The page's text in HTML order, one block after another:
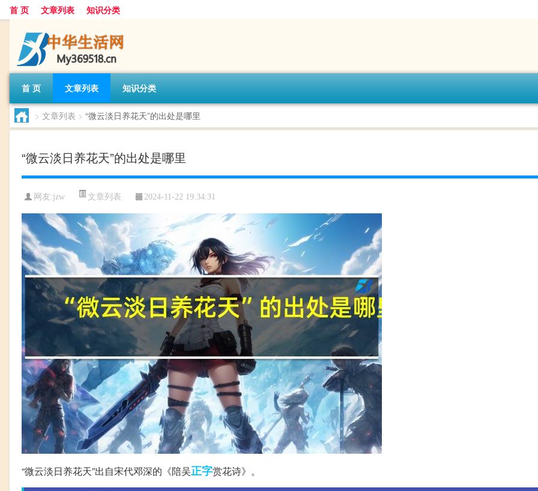
首 页 文章列表 知识分类
首 页 文章列表 知识分类
> 文章列表 > “微云淡日养花天”的出处是哪里
“微云淡日养花天”的出处是哪里
网友:jzw 文章列表 2024-11-22 19:34:31
“微云淡日养花天”出自宋代邓深的《陪吴正字赏花诗》。